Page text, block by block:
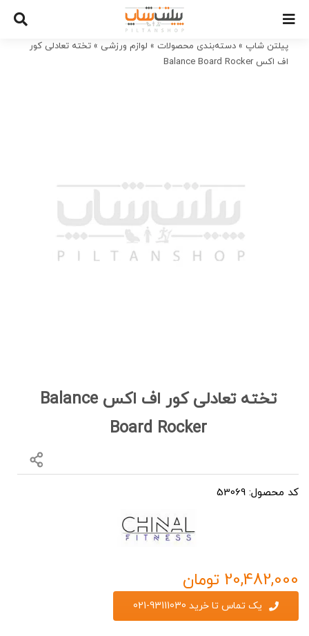
contentپیلتن شاپ » دسته‌بندی محصولات » لوازم ورزشی » تخته تعادلی کور
اف اکس Balance Board Rocker
تخته تعادلی کور اف اکس Balance
Board Rocker
کد محصول: 53069
20,482,000 تومان
یک تماس تا خرید 93111030-021